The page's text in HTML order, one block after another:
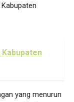
Kabupaten
yang menurun